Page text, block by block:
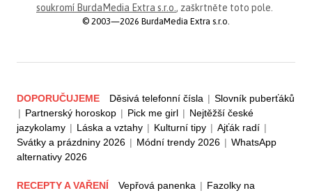
soukromí BurdaMedia Extra s.r.o. , zaškrtněte toto pole.
© 2003—2026 BurdaMedia Extra s.r.o.
DOPORUČUJEME Děsivá telefonní čísla | Slovník puberťáků
| Partnerský horoskop | Pick me girl | Nejtěžší české
jazykolamy | Láska a vztahy | Kulturní tipy | Ajťák radí |
Svátky a prázdniny 2026 | Módní trendy 2026 | WhatsApp
alternativy 2026
RECEPTY A VAŘENÍ Vepřová panenka | Fazolky na